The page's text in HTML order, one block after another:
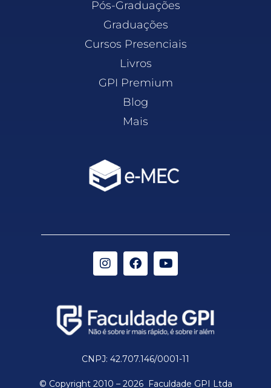
Pós-Graduações
Graduações
Cursos Presenciais
Livros
GPI Premium
Blog
Mais
CNPJ: 42.707.146/0001-11
© Copyright 2010 – 2026 Faculdade GPI Ltda